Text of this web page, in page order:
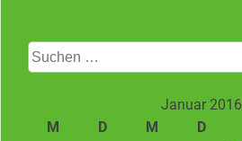
Suchen
nach:
Januar 2016
M
D M D